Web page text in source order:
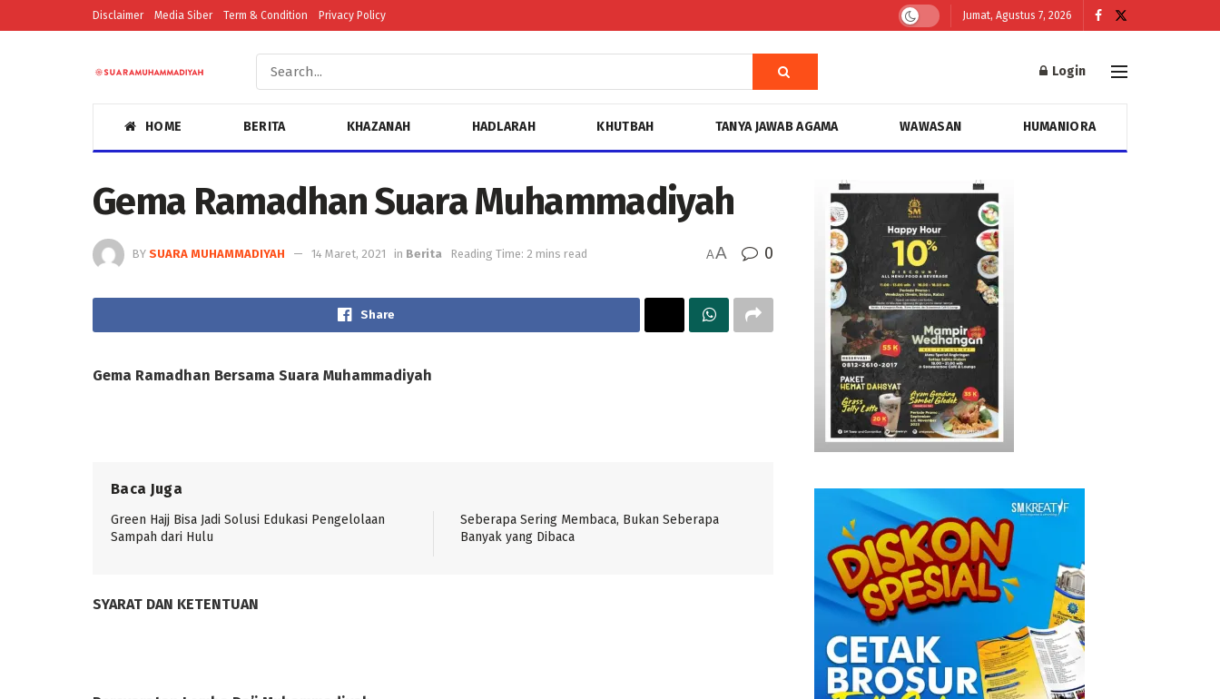
Disclaimer Media Siber Term & Condition Privacy Policy Jumat, Agustus 7, 2026
Login
HOME BERITA KHAZANAH HADLARAH KHUTBAH TANYA JAWAB AGAMA WAWASAN HUMANIORA
Gema Ramadhan Suara Muhammadiyah
BY SUARA MUHAMMADIYAH 14 Maret, 2021 in Berita Reading Time: 2 mins read AA 0
Share
Gema Ramadhan Bersama Suara Muhammadiyah
Baca Juga
Green Hajj Bisa Jadi Solusi Edukasi Pengelolaan
Sampah dari Hulu
Seberapa Sering Membaca, Bukan Seberapa
Banyak yang Dibaca
SYARAT DAN KETENTUAN